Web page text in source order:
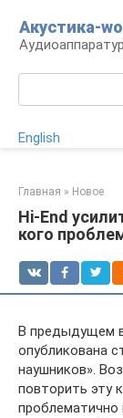
контенту
Акустика-
English
Главная » Новое
Hi-End
кого
В предыдущем
опубликована
наушников».
повторить эту
проблематично